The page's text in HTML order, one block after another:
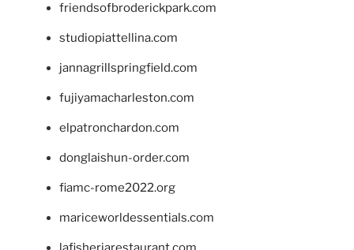
friendsofbroderickpark.com
studiopiattellina.com
jannagrillspringfield.com
fujiyamacharleston.com
elpatronchardon.com
donglaishun-order.com
fiamc-rome2022.org
mariceworldessentials.com